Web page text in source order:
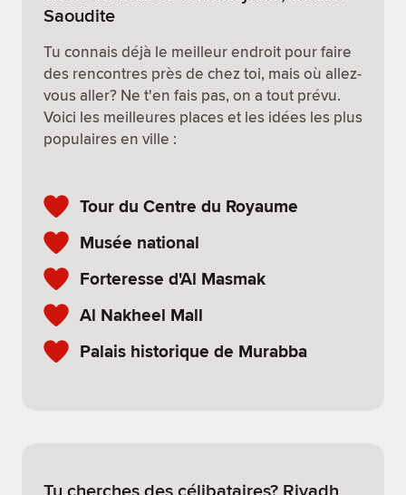
Saoudite
Tu connais déjà le meilleur endroit pour faire
des rencontres près de chez toi, mais où allez-
vous aller? Ne t'en fais pas, on a tout prévu.
Voici les meilleures places et les idées les plus
populaires en ville :
Tour du Centre du Royaume
Musée national
Forteresse d'Al Masmak
Al Nakheel Mall
Palais historique de Murabba